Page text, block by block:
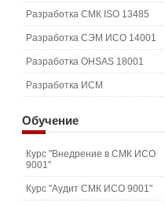
Разработка СМК ISO 13485
Разработка СЭМ ИСО 14001
Разработка OHSAS 18001
Разработка ИСМ
Обучение
Курс "Внедрение в СМК ИСО
9001"
Курс "Аудит СМК ИСО 9001"